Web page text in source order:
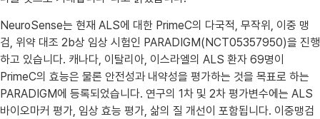
NeuroSense는 현재 ALS에 대한 PrimeC의 다국적, 무작위, 이중 맹
검, 위약 대조 2b상 임상 시험인 PARADIGM(NCT05357950)을 진행
하고 있습니다. 캐나다, 이탈리아, 이스라엘의 ALS 환자 69명이
PrimeC의 효능은 물론 안전성과 내약성을 평가하는 것을 목표로 하는
PARADIGM에 등록되었습니다. 연구의 1차 및 2차 평가변수에는 ALS
바이오마커 평가, 임상 효능 평가, 삶의 질 개선이 포함됩니다. 이중맹검